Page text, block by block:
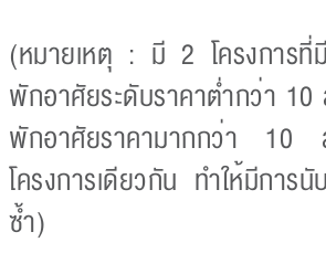
(หมายเหตุ : มี 2 โครงการที่มี
พักอาศัยระดับราคาต่ำกว่า 10
พักอาศัยราคามากกว่า 10
โครงการเดียวกัน ทำให้มีการนั
ซ้ำ)